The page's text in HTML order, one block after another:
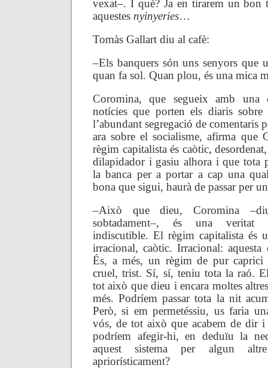
vexat–. I què? Ja en tirarem un bon
aquestes nyinyeries…
Tomàs Gallart diu al cafè:
–Els banquers són uns senyors que
quan fa sol. Quan plou, és una mica
Coromina, que segueix amb una
notícies que porten els diaris
l’abundant segregació de comentaris
ara sobre el socialisme, afirma que
règim capitalista és caòtic,
dilapidador i gasiu alhora i que tota
la banca per a portar a cap una
bona que sigui, haurà de passar per
–Això que dieu, Coromina
sobtadament–, és una veritat
indiscutible. El règim capitalista és
irracional, caòtic. Irracional: aquesta
És, a més, un règim de pur
cruel, trist. Sí, sí, teniu tota la raó.
tot això que dieu i encara moltes
més. Podríem passar tota la nit
Però, si em permetéssiu, us faria
vós, de tot això que acabem de dir i
podríem afegir-hi, en deduïu la
aquest sistema per algun
apriorísticament?